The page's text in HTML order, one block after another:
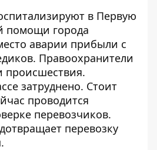
в Первую
помощи города
аварии прибыли с
Правоохранители
происшествия.
затруднено. Cтоит
проводится
перевозчиков.
перевозку